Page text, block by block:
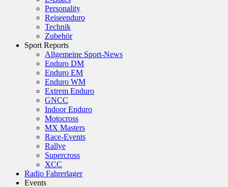
Personality
Reiseenduro
Technik
Zubehör
Sport Reports
Allgemeine Sport-News
Enduro DM
Enduro EM
Enduro WM
Extrem Enduro
GNCC
Indoor Enduro
Motocross
MX Masters
Race-Events
Rallye
Supercross
XCC
Radio Fahrerlager
Events